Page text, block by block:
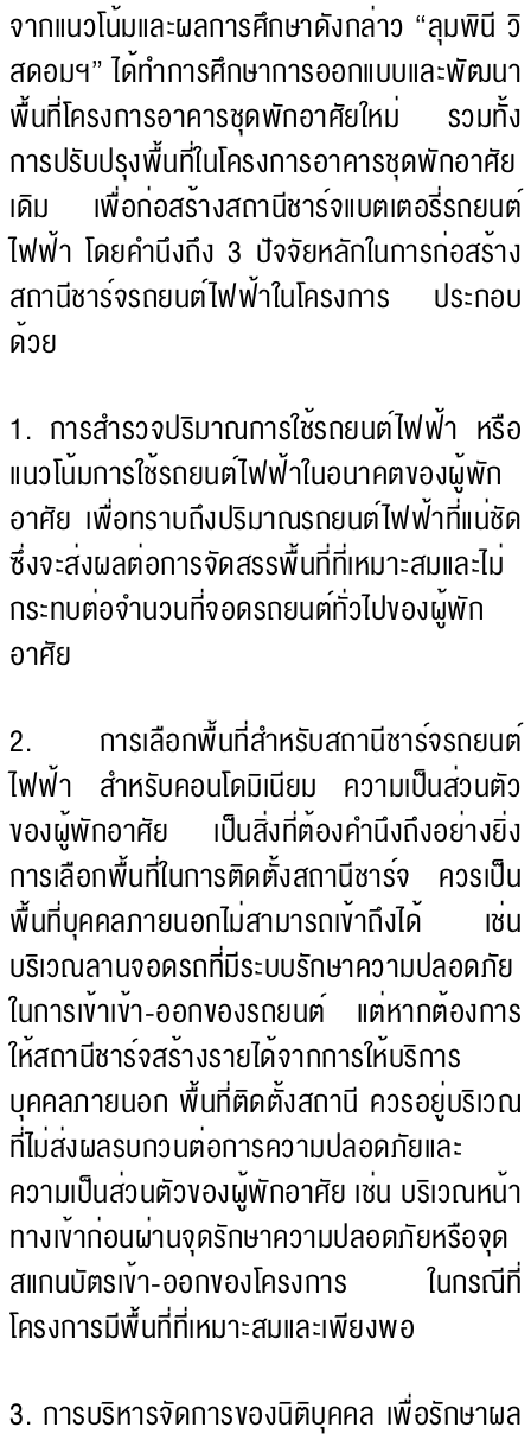
จากแนวโน้มและผลการศึกษาดังกล่าว “ลุมพินี วิ
สดอมฯ” ได้ทำการศึกษาการออกแบบและพัฒนา
พื้นที่โครงการอาคารชุดพักอาศัยใหม่ รวมทั้ง
การปรับปรุงพื้นที่ในโครงการอาคารชุดพักอาศัย
เดิม เพื่อก่อสร้างสถานีชาร์จแบตเตอรี่รถยนต์
ไฟฟ้า โดยคำนึงถึง 3 ปัจจัยหลักในการก่อสร้าง
สถานีชาร์จรถยนต์ไฟฟ้าในโครงการ ประกอบ
ด้วย
1. การสำรวจปริมาณการใช้รถยนต์ไฟฟ้า หรือ
แนวโน้มการใช้รถยนต์ไฟฟ้าในอนาคตของผู้พัก
อาศัย เพื่อทราบถึงปริมาณรถยนต์ไฟฟ้าที่แน่ชัด
ซึ่งจะส่งผลต่อการจัดสรรพื้นที่ที่เหมาะสมและไม่
กระทบต่อจำนวนที่จอดรถยนต์ทั่วไปของผู้พัก
อาศัย
2. การเลือกพื้นที่สำหรับสถานีชาร์จรถยนต์
ไฟฟ้า สำหรับคอนโดมิเนียม ความเป็นส่วนตัว
ของผู้พักอาศัย เป็นสิ่งที่ต้องคำนึงถึงอย่างยิ่ง
การเลือกพื้นที่ในการติดตั้งสถานีชาร์จ ควรเป็น
พื้นที่บุคคลภายนอกไม่สามารถเข้าถึงได้ เช่น
บริเวณลานจอดรถที่มีระบบรักษาความปลอดภัย
ในการเข้าเข้า-ออกของรถยนต์ แต่หากต้องการ
ให้สถานีชาร์จสร้างรายได้จากการให้บริการ
บุคคลภายนอก พื้นที่ติดตั้งสถานี ควรอยู่บริเวณ
ที่ไม่ส่งผลรบกวนต่อการความปลอดภัยและ
ความเป็นส่วนตัวของผู้พักอาศัย เช่น บริเวณหน้า
ทางเข้าก่อนผ่านจุดรักษาความปลอดภัยหรือจุด
สแกนบัตรเข้า-ออกของโครงการ ในกรณีที่
โครงการมีพื้นที่ที่เหมาะสมและเพียงพอ
3. การบริหารจัดการของนิติบุคคล เพื่อรักษาผล